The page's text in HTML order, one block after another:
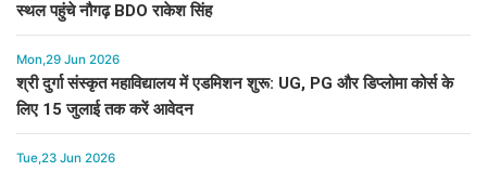
स्थल पहुंचे नौगढ़ BDO राकेश सिंह
Mon,29 Jun 2026
श्री दुर्गा संस्कृत महाविद्यालय में एडमिशन शुरू: UG, PG और डिप्लोमा कोर्स के
लिए 15 जुलाई तक करें आवेदन
Tue,23 Jun 2026